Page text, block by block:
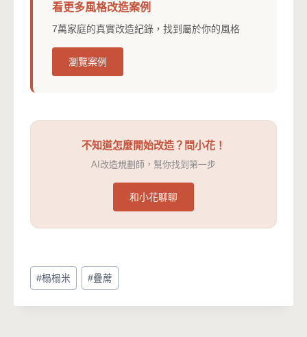
看更多風格改造案例
7萬家庭的真實改造紀錄，找到屬於你的風格
瀏覽案例
不知道怎麼開始改造？問小花！
AI改造規劃師，幫你找到第一步
和小花聊聊
Post
Tags:
#榻榻米 #疊蓆